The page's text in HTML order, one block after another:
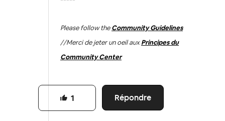
Please follow the Community Guidelines
//Merci de jeter un oeil aux Principes du
Community Center
Répondre
1